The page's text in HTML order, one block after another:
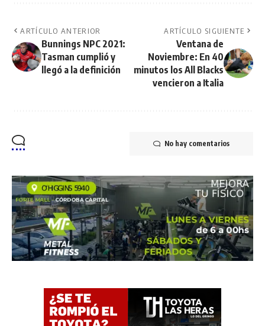
ARTÍCULO ANTERIOR
Bunnings NPC 2021:
Tasman cumplió y
llegó a la definición
ARTÍCULO SIGUIENTE
Ventana de
Noviembre: En 40
minutos los All Blacks
vencieron a Italia
No hay comentarios